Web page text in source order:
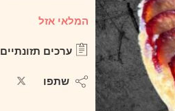
המלאי אזל
ערכים תזונתיים
שתפו